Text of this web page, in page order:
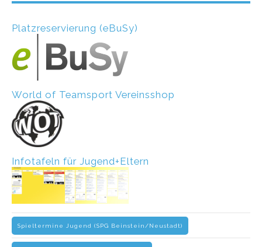
Platzreservierung (eBuSy)
World of Teamsport Vereinsshop
Infotafeln für Jugend+Eltern
Spieltermine Jugend (SPG Beinstein/Neustadt)